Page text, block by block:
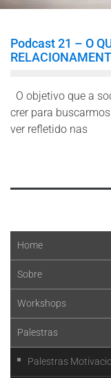
Podcast 21 – O
O objetivo que a
crer para
ver refletido nas
Home
Sobre
Workshops
Palestras
Palestras